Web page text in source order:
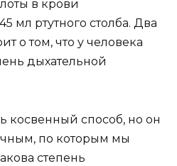
в крови
мл ртутного столба. Два
о том, что у человека
дыхательной
косвенный способ, но он
по которым мы
степень